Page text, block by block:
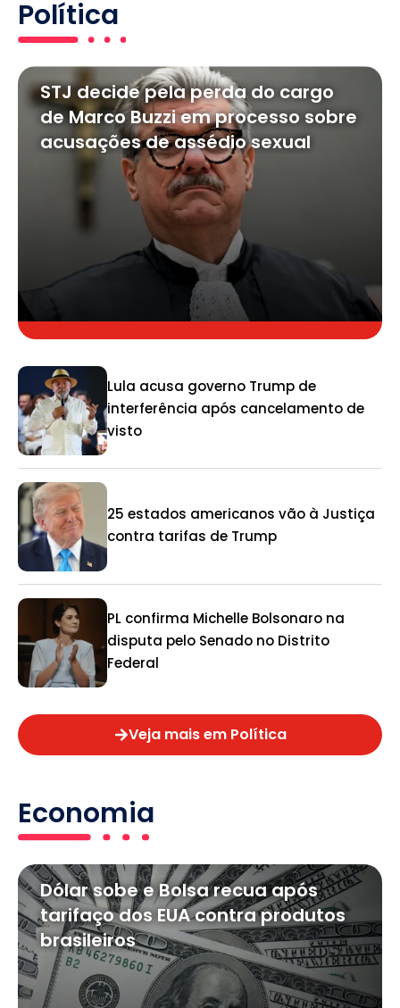
Política
STJ decide pela perda do cargo
de Marco Buzzi em processo sobre
acusações de assédio sexual
Lula acusa governo Trump de
interferência após cancelamento de
visto
25 estados americanos vão à Justiça
contra tarifas de Trump
PL confirma Michelle Bolsonaro na
disputa pelo Senado no Distrito
Federal
Veja mais em Política
Economia
Dólar sobe e Bolsa recua após
tarifaço dos EUA contra produtos
brasileiros